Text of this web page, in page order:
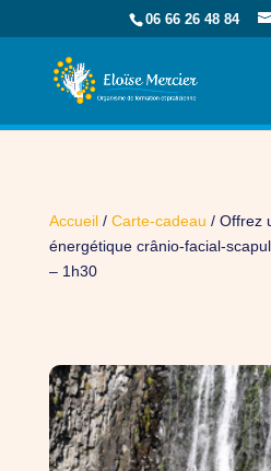
06 66 26 48 84
Accueil/ Carte-cadeau / Offrez
énergétique crânio-facial-
– 1h30